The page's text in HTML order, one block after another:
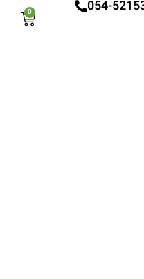
054-
0
עגלת
קניות